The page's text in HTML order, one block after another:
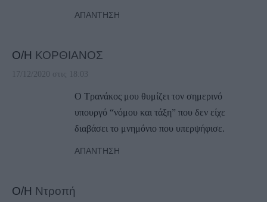
ΑΠΆΝΤΗΣΗ
Ο/Η ΚΟΡΘΙΑΝΟΣ
17/12/2020 στις 18:03
Ο Τρανάκος μου θυμίζει τον σημερινό
υπουργό “νόμου και τάξη” που δεν είχε
διαβάσει το μνημόνιο που υπερψήφισε.
ΑΠΆΝΤΗΣΗ
Ο/Η Ντροπή